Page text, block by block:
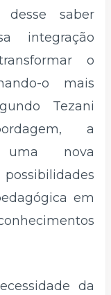
desse saber
integração
o
o mais
Tezani
a
uma nova
em
da